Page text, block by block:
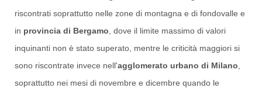
riscontrati soprattutto nelle zone di montagna e di fondovalle e
in provincia di Bergamo , dove il limite massimo di valori
inquinanti non è stato superato, mentre le criticità maggiori si
sono riscontrate invece nell'agglomerato urbano di Milano
soprattutto nei mesi di novembre e dicembre quando le